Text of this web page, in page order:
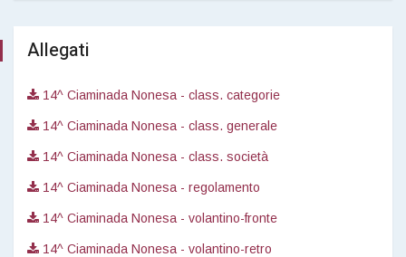
Allegati
14^ Ciaminada Nonesa - class. categorie
14^ Ciaminada Nonesa - class. generale
14^ Ciaminada Nonesa - class. società
14^ Ciaminada Nonesa - regolamento
14^ Ciaminada Nonesa - volantino-fronte
14^ Ciaminada Nonesa - volantino-retro